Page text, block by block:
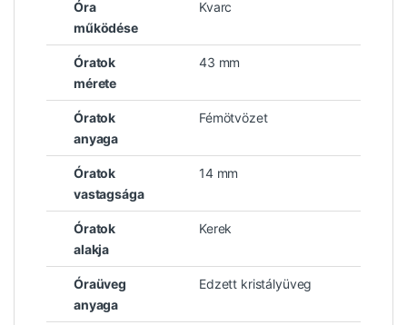
Óra
működése
Kvarc
Óratok
mérete
43 mm
Óratok
anyaga
Fémötvözet
Óratok
vastagsága
14 mm
Óratok
alakja
Kerek
Óraüveg
anyaga
Edzett kristályüveg